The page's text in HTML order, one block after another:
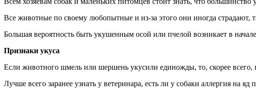
Все животные по своему любопытные и из-за этого они иногда страдают,
Большая вероятность быть укушенным осой или пчелой возникает в
Признаки укуса
Если животного шмель или шершень укусили единожды, то, скорее всего,
Лучше всего заранее узнать у ветеринара, есть ли у собаки аллергия на